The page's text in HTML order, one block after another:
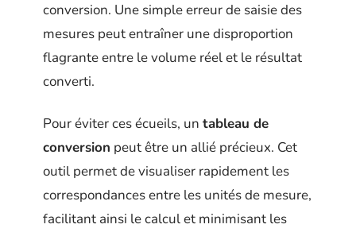
conversion. Une simple erreur de saisie des
mesures peut entraîner une disproportion
flagrante entre le volume réel et le résultat
converti.
Pour éviter ces écueils, un tableau de
conversion peut être un allié précieux. Cet
outil permet de visualiser rapidement les
correspondances entre les unités de mesure,
facilitant ainsi le calcul et minimisant les